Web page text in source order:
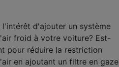
l'intérêt d'ajouter un système
froid à votre voiture? Est-
pour réduire la restriction
en ajoutant un filtre en gaze